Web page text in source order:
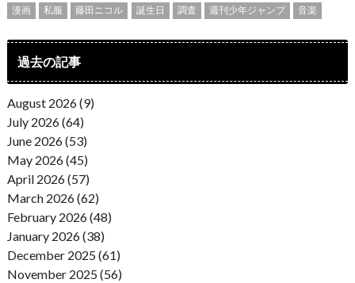
漫画
私服 藤田ニコル 誕生日 調査 週刊少年ジャンプ 音楽
過去の記事
August 2026 (9)
July 2026 (64)
June 2026 (53)
May 2026 (45)
April 2026 (57)
March 2026 (62)
February 2026 (48)
January 2026 (38)
December 2025 (61)
November 2025 (56)